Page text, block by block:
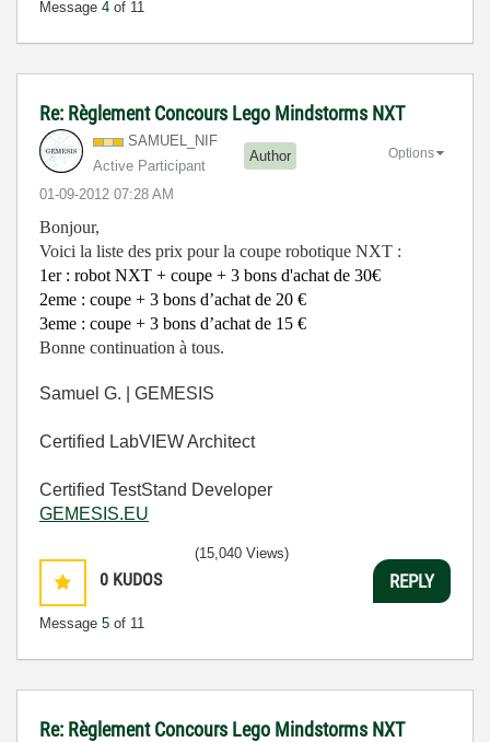
Message 4 of 11
Re: Règlement Concours Lego Mindstorms NXT
SAMUEL_NIF
Active Participant
Author
‎01-09-2012 07:28 AM
Options
Bonjour,
Voici la liste des prix pour la coupe robotique NXT :
1er : robot NXT + coupe + 3 bons d'achat de 30€
2eme : coupe + 3 bons d’achat de 20 €
3eme : coupe + 3 bons d’achat de 15 €
Bonne continuation à tous.
Samuel G. | GEMESIS
Certified LabVIEW Architect
Certified TestStand Developer
GEMESIS.EU
0 KUDOS
Message 5 of 11
(15,040 Views)
REPLY
Re: Règlement Concours Lego Mindstorms NXT